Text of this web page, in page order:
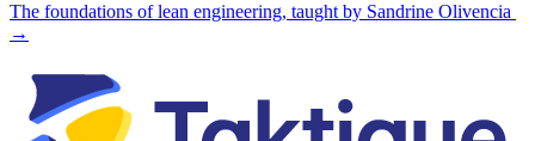
The foundations of lean engineering, taught by Sandrine Olivencia
→